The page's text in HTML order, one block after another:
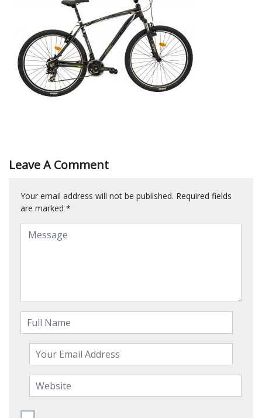
Leave A Comment
Your email address will not be published. Required fields
are marked *